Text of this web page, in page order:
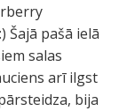
Šajā pašā ielā
salas
arī ilgst
bija